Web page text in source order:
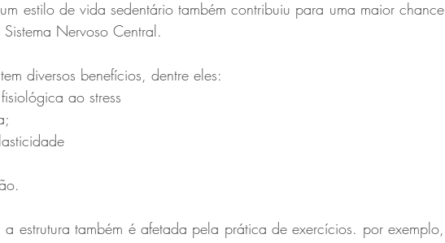
estilo de vida sedentário também contribuiu para uma maior chance
Nervoso Central.
diversos benefícios, dentre eles:
ao stress
estrutura também é afetada pela prática de exercícios. por exemplo,